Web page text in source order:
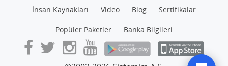
İnsan Kaynakları Video Blog Sertifikalar
Popüler Paketler Banka Bilgileri